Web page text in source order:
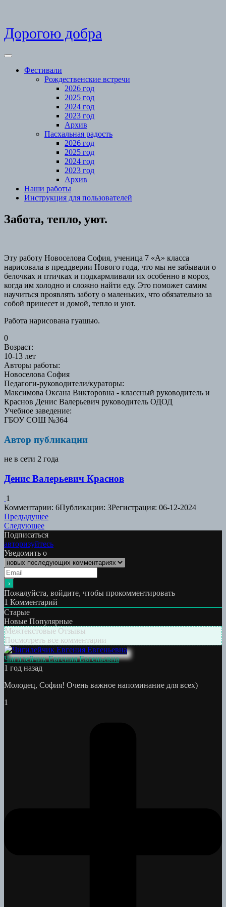
Skip
to
Дорогою добра
Open
Фестивали
Рождественские встречи
2026 год
2025 год
2024 год
2023 год
Архив
Пасхальная радость
2026 год
2025 год
2024 год
2023 год
Архив
Наши работы
Инструкция для пользователей
Close
Menu
Забота, тепло, уют.
Эту работу Новоселова София, ученица 7 «А» класса
нарисовала в преддверии Нового года, что мы не забывали о
белочках и птичках и подкармливали их особенно в мороз,
когда им холодно и сложно найти еду. Это поможет самим
научиться проявлять заботу о маленьких, что обязательно за
собой принесет и домой, тепло и уют.
Работа нарисована гуашью.
0
Возраст:
10-13 лет
Авторы работы:
Новоселова София
Педагоги-руководители/кураторы:
Максимова Оксана Викторовна - классный руководитель и
Краснов Денис Валерьевич руководитель ОДОД
Учебное заведение:
ГБОУ СОШ №364
Автор публикации
не в сети 2 года
Денис Валерьевич Краснов
1
Комментарии: 6Публикации: 3Регистрация: 06-12-2024
Навигация
по
записям
ПредыдущееПредыдущая
СледующееСледующая
работа:
Подписаться
авторизуйтесь
Уведомить о
Пожалуйста, войдите, чтобы прокомментировать
1 Комментарий
Старые
Новые Популярные
Межтекстовые Отзывы
Посмотреть все комментарии
Чигилейчик Евгения Евгеньевна
1 год назад
Молодец, София! Очень важное напоминание для всех)
1